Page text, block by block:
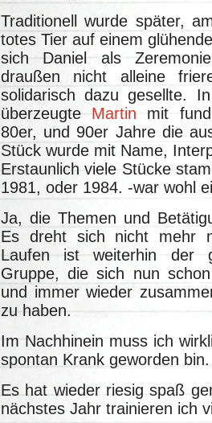
Traditionell wurde später,
totes Tier auf einem
sich Daniel als
draußen nicht alleine
solidarisch dazu gesellte.
überzeugte Martin mit
80er, und 90er Jahre die
Stück wurde mit Name,
Erstaunlich viele Stücke
1981, oder 1984. -war wohl
Ja, die Themen und
Es dreht sich nicht mehr
Laufen ist weiterhin der
Gruppe, die sich nun
und immer wieder
zu haben.
Im Nachhinein muss ich
spontan Krank geworden bin.
Es hat wieder riesig spaß
nächstes Jahr trainieren ich